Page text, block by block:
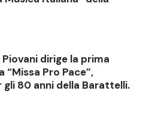
dirige la prima
“Missa Pro Pace”,
80 anni della Barattelli.